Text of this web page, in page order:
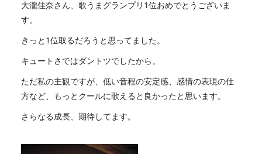
大瀧佳奈さん、歌うまグランプリ1位おめでとうございま
す。
きっと1位取るだろうと思ってました。
キュートさではダントツでしたから。
ただ私の主観ですが、低い音程の安定感、感情の表現の仕
方など、もっとクールに歌えると良かったと思います。
さらなる成長、期待してます。